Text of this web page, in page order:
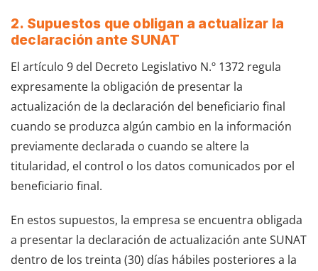
2. Supuestos que obligan a actualizar la
declaración ante SUNAT
El artículo 9 del Decreto Legislativo N.º 1372 regula
expresamente la obligación de presentar la
actualización de la declaración del beneficiario final
cuando se produzca algún cambio en la información
previamente declarada o cuando se altere la
titularidad, el control o los datos comunicados por el
beneficiario final.
En estos supuestos, la empresa se encuentra obligada
a presentar la declaración de actualización ante SUNAT
dentro de los treinta (30) días hábiles posteriores a la